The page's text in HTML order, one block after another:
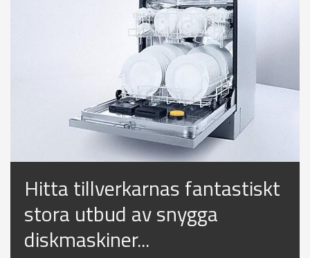
Hitta tillverkarnas fantastiskt
stora utbud av snygga
diskmaskiner...